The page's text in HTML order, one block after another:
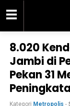
8.020
Jambi di
Pekan 31
Kategori Metropolis -